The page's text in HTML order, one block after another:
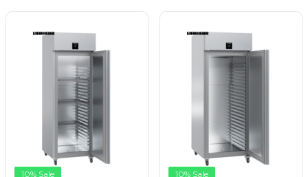
10% Sale 10% Sale